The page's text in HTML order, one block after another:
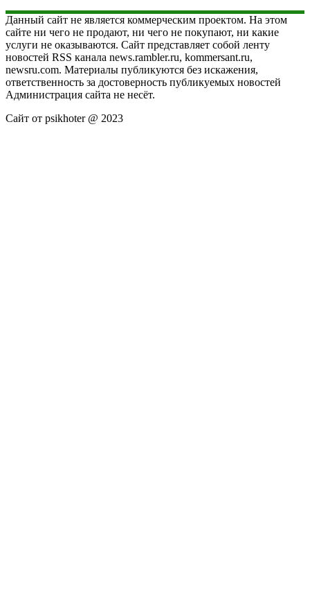
Данный сайт не является коммерческим проектом. На этом
сайте ни чего не продают, ни чего не покупают, ни какие
услуги не оказываются. Сайт представляет собой ленту
новостей RSS канала news.rambler.ru, kommersant.ru,
newsru.com. Материалы публикуются без искажения,
ответственность за достоверность публикуемых новостей
Администрация сайта не несёт.
Сайт от psikhoter @ 2023